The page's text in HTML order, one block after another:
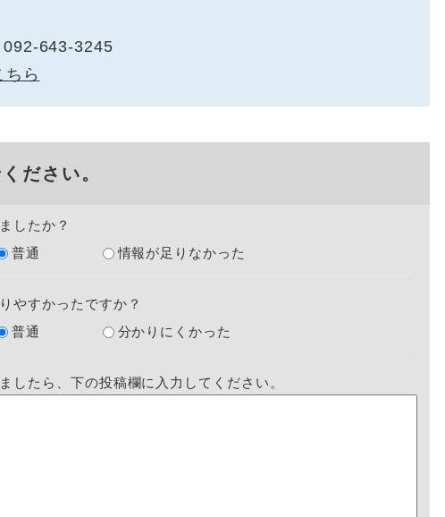
092-643-3245
ちら
ださい。
したか？
普通 情報が足りなかった
やすかったですか？
普通 分かりにくかった
したら、下の投稿欄に入力してください。